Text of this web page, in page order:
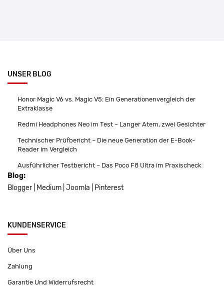
UNSER BLOG
Honor Magic V6 vs. Magic V5: Ein Generationenvergleich der
Extraklasse
Redmi Headphones Neo im Test – Langer Atem, zwei Gesichter
Technischer Prüfbericht – Die neue Generation der E-Book-
Reader im Vergleich
Ausführlicher Testbericht – Das Poco F8 Ultra im Praxischeck
Blog:
Blogger
Medium Joomla Pinterest
KUNDENSERVICE
Über Uns
Zahlung
Garantie Und Widerrufsrecht